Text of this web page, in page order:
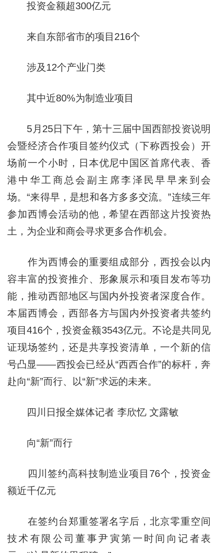
投资金额超300亿元
来自东部省市的项目216个
涉及12个产业门类
其中近80%为制造业项目
5月25日下午，第十三届中国西部投资说明
会暨经济合作项目签约仪式（下称西投会）开
场前一个小时，日本优尼中国区首席代表、香
港中华工商总会副主席李泽民早早来到会
场。“来得早，是想和各方多多交流。”连续三年
参加西博会活动的他，希望在西部这片投资热
土，为企业和商会寻求更多合作机会。
作为西博会的重要组成部分，西投会以内
容丰富的投资推介、形象展示和项目发布等功
能，推动西部地区与国内外投资者深度合作。
本届西博会，西部各方与国内外投资者共签约
项目416个，投资金额3543亿元。不论是共同见
证现场签约，还是共享投资清单，一个新的信
号凸显——西投会已经从“西西合作”的标杆，奔
赴向“新”而行、以“新”求远的未来。
四川日报全媒体记者 李欣忆 文露敏
向“新”而行
四川签约高科技制造业项目76个，投资金
额近千亿元
在签约台郑重签署名字后，北京零重空间
技术有限公司董事尹寅第一时间向记者表